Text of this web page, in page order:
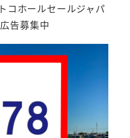
コホールセールジャパ
告募集中